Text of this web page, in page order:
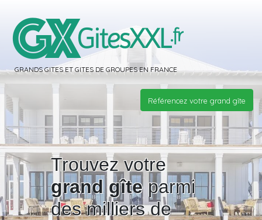
GRANDS GITES ET GITES DE GROUPES EN FRANCE
Référencez votre grand gîte
Trouvez votre
grand gîteparmi
des milliers de